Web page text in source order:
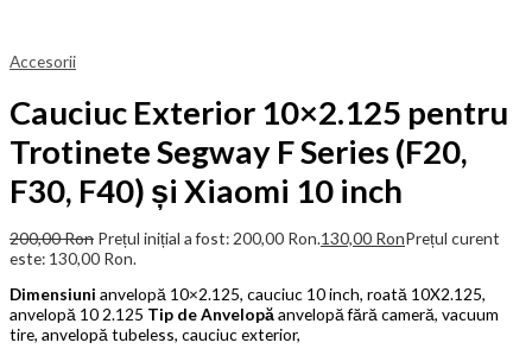
Accesorii
Cauciuc Exterior 10×2.125 pentru
Trotinete Segway F Series (F20,
F30, F40) și Xiaomi 10 inch
200,00Ron Prețul inițial a fost: 200,00 Ron.130,00 RonPrețul curent
este: 130,00 Ron.
Dimensiuni anvelopă 10×2.125, cauciuc 10 inch, roată 10X2.125,
anvelopă 10 2.125 Tip de Anvelopăanvelopă fără cameră, vacuum
tire, anvelopă tubeless, cauciuc exterior,